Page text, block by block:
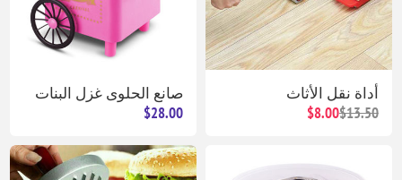
أداة نقل الأثاث
$13.50
$8.00
صانع الحلوى غزل البنات
$28.00